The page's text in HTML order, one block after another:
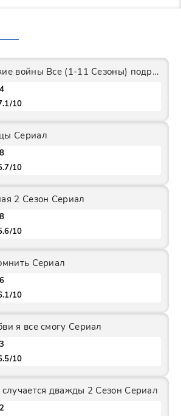
Ментовские войны Все (1-11 Сезоны) подряд Сериал
10
Сериал
10
2 Сезон Сериал
10
Сериал
10
я все смогу Сериал
10
дважды 2 Сезон Сериал